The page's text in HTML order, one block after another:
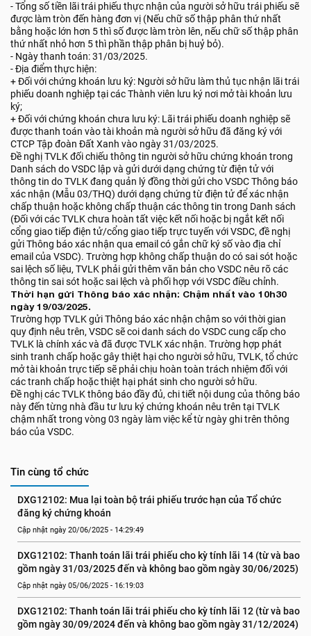
- Tổng số tiền lãi trái phiếu thực nhận của người sở hữu trái phiếu sẽ
được làm tròn đến hàng đơn vị (Nếu chữ số thập phân thứ nhất
bằng hoặc lớn hơn 5 thì số được làm tròn lên, nếu chữ số thập phân
thứ nhất nhỏ hơn 5 thì phần thập phân bị huỷ bỏ).
- Ngày thanh toán: 31/03/2025.
- Địa điểm thực hiện:
+ Đối với chứng khoán lưu ký: Người sở hữu làm thủ tục nhận lãi trái
phiếu doanh nghiệp tại các Thành viên lưu ký nơi mở tài khoản lưu
ký;
+ Đối với chứng khoán chưa lưu ký: Lãi trái phiếu doanh nghiệp sẽ
được thanh toán vào tài khoản mà người sở hữu đã đăng ký với
CTCP Tập đoàn Đất Xanh vào ngày 31/03/2025.
Đề nghị TVLK đối chiếu thông tin người sở hữu chứng khoán trong
Danh sách do VSDC lập và gửi dưới dạng chứng từ điện tử với
thông tin do TVLK đang quản lý đồng thời gửi cho VSDC Thông báo
xác nhận (Mẫu 03/THQ) dưới dạng chứng từ điện tử để xác nhận
chấp thuận hoặc không chấp thuận các thông tin trong Danh sách
(Đối với các TVLK chưa hoàn tất việc kết nối hoặc bị ngắt kết nối
cổng giao tiếp điện tử/cổng giao tiếp trực tuyến với VSDC, đề nghị
gửi Thông báo xác nhận qua email có gắn chữ ký số vào địa chỉ
email của VSDC). Trường hợp không chấp thuận do có sai sót hoặc
sai lệch số liệu, TVLK phải gửi thêm văn bản cho VSDC nêu rõ các
thông tin sai sót hoặc sai lệch và phối hợp với VSDC điều chỉnh.
Thời hạn gửi Thông báo xác nhận: Chậm nhất vào 10h30
ngày 19/03/2025.
Trường hợp TVLK gửi Thông báo xác nhận chậm so với thời gian
quy định nêu trên, VSDC sẽ coi danh sách do VSDC cung cấp cho
TVLK là chính xác và đã được TVLK xác nhận. Trường hợp phát
sinh tranh chấp hoặc gây thiệt hại cho người sở hữu, TVLK, tổ chức
mở tài khoản trực tiếp sẽ phải chịu hoàn toàn trách nhiệm đối với
các tranh chấp hoặc thiệt hại phát sinh cho người sở hữu.
Đề nghị các TVLK thông báo đầy đủ, chi tiết nội dung của thông báo
này đến từng nhà đầu tư lưu ký chứng khoán nêu trên tại TVLK
chậm nhất trong vòng 03 ngày làm việc kể từ ngày ghi trên thông
báo của VSDC.
Tin cùng tổ chức
DXG12102: Mua lại toàn bộ trái phiếu trước hạn của Tổ chức
đăng ký chứng khoán
Cập nhật ngày 20/06/2025 - 14:29:49
DXG12102: Thanh toán lãi trái phiếu cho kỳ tính lãi 14 (từ và bao
gồm ngày 31/03/2025 đến và không bao gồm ngày 30/06/2025)
Cập nhật ngày 05/06/2025 - 16:19:03
DXG12102: Thanh toán lãi trái phiếu cho kỳ tính lãi 12 (từ và bao
gồm ngày 30/09/2024 đến và không bao gồm ngày 31/12/2024)